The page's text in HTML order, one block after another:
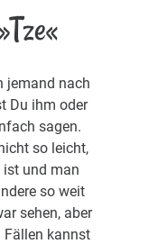
jemand nach
Du ihm oder
sagen.
so leicht,
ist und man
so weit
sehen, aber
Fällen kannst